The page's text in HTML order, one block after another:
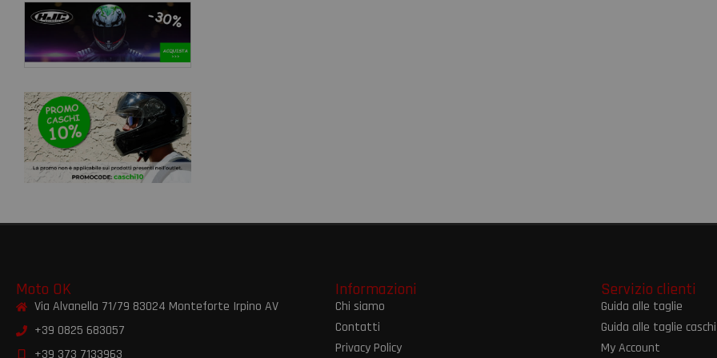
Moto OK
Via Alvanella 71/79 83024 Monteforte Irpino AV
+39 0825 683057
+39 373 7133963
Informazioni
Chi siamo
Contatti
Privacy Policy
Servizio clienti
Guida alle taglie
Guida alle taglie caschi
My Account